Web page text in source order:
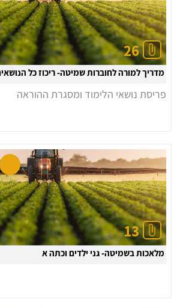
26
מדריך למורה לחוברות שמיטה- ריכוז כל
פריסת נושאי הלימוד ומסגרת ההוראה
13
מלאכות בשמיטה- גני ילדים וכתה א